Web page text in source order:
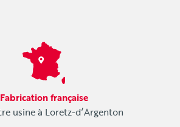
Fabrication française
usine à Loretz-d’Argenton